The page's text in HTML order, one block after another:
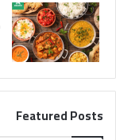
Featured Posts